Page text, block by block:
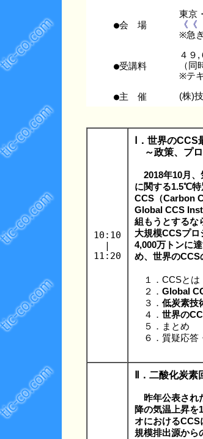
●会 場
東京
《《
※急
●受講料
４９,
（
※テ
●主 催 (株)
10:10
|
11:20
Ⅰ．世界の
～政策、プロ
2018年10月
に関する1.5℃特
CCS（Carbon
Global CCS
組もうとするな
大規模CCSプ
4,000万トンに
め、世界のCCS
１．CCSとは
２． Global
３． 低炭素技
４． 世界の
５．まとめ
６．質疑応答
Ⅱ．二酸化炭
昨年公表され
降の気温上昇を
オにおけるCCS
規模排出源から